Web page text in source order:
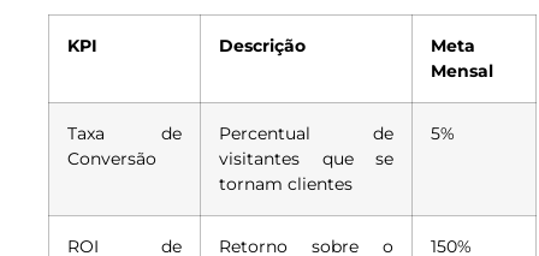
KPI Descrição
Meta
Mensal
Taxa de
Conversão
Percentual de
visitantes que se
tornam clientes
5%
ROI de
Retorno sobre o
150%